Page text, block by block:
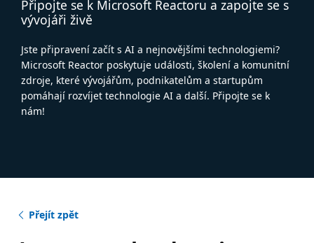
Připojte se k Microsoft Reactoru a zapojte se s
vývojáři živě
Jste připravení začít s AI a nejnovějšími technologiemi?
Microsoft Reactor poskytuje události, školení a komunitní
zdroje, které vývojářům, podnikatelům a startupům
pomáhají rozvíjet technologie AI a další. Připojte se k
nám!
Přejít zpět